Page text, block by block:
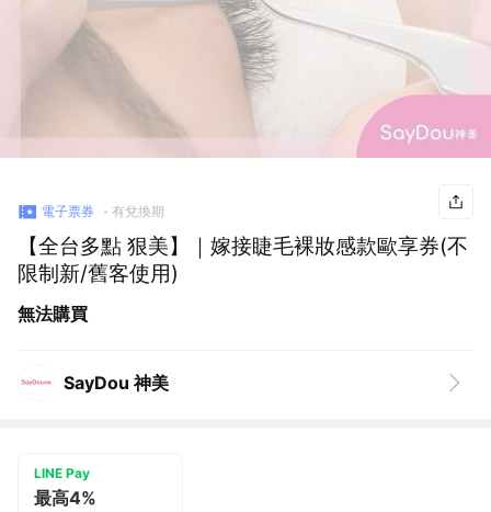
電子票券 有兌換期
【全台多點 狠美】｜嫁接睫毛裸妝感款歐享券(不
限制新/舊客使用)
無法購買
SayDou 神美
LINE Pay
最高4%